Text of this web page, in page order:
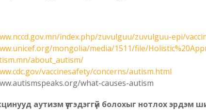
index.php/zuvulguu/zuvulguu-epi/
mongolia/media/1511/file/
about_autism/
vaccinesafety/concerns/autism.html
what-causes-autism
аутизм үүсгэдэггүй болохыг нотлох эрдэм